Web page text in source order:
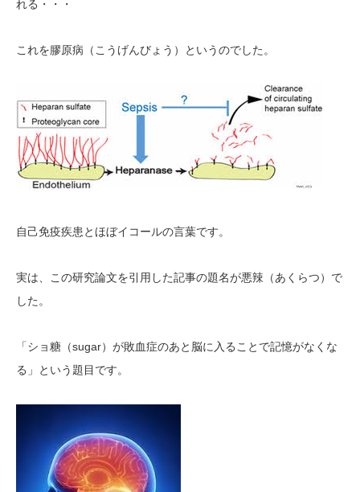
れる・・・
これを膠原病（こうげんびょう）というのでした。
自己免疫疾患とほぼイコールの言葉です。
実は、 この研究論文を引用した記事の題名が悪辣（あくらつ）で
した。
「ショ糖（sugar）が敗血症のあと脳に入ることで記憶がなくな
る」という題目です。